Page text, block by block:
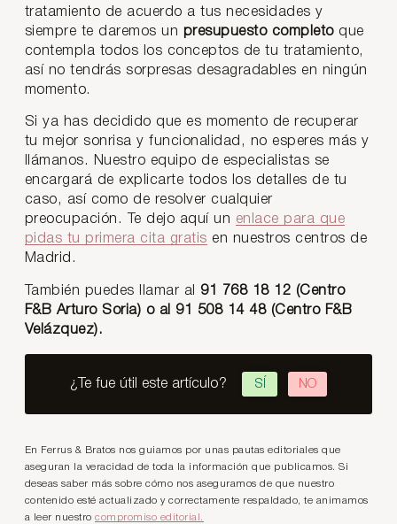
tratamiento de acuerdo a tus necesidades y
siempre te daremos un presupuesto completo que
contempla todos los conceptos de tu tratamiento,
así no tendrás sorpresas desagradables en ningún
momento.
Si ya has decidido que es momento de recuperar
tu mejor sonrisa y funcionalidad, no esperes más y
llámanos. Nuestro equipo de especialistas se
encargará de explicarte todos los detalles de tu
caso, así como de resolver cualquier
preocupación. Te dejo aquí un enlace para que
pidas tu primera cita gratis en nuestros centros de
Madrid.
También puedes llamar al 91 768 18 12 (Centro
F&B Arturo Soria) o al 91 508 14 48 (Centro F&B
Velázquez).
¿Te fue útil este artículo? SÍ NO
En Ferrus & Bratos nos guiamos por unas pautas editoriales que
aseguran la veracidad de toda la información que publicamos. Si
deseas saber más sobre cómo nos aseguramos de que nuestro
contenido esté actualizado y correctamente respaldado, te animamos
a leer nuestrocompromiso editorial.